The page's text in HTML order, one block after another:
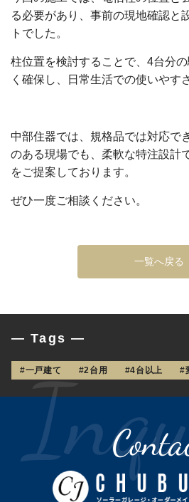
る必要があり、事前の現地確認と
トでした。
柱位置を検討することで、4台分
く確保し、日常生活での使いやす
中部住器では、規格品では対応で
のある現場でも、柔軟な特注設計
をご提案しております。
ぜひ一度ご相談ください。
一覧へ戻る
— Tags —
#一戸建て #2台用 #4台以上 #